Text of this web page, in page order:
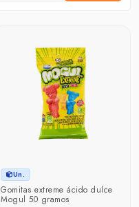
Un.
Gomitas extreme ácido dulce
Mogul 50 gramos